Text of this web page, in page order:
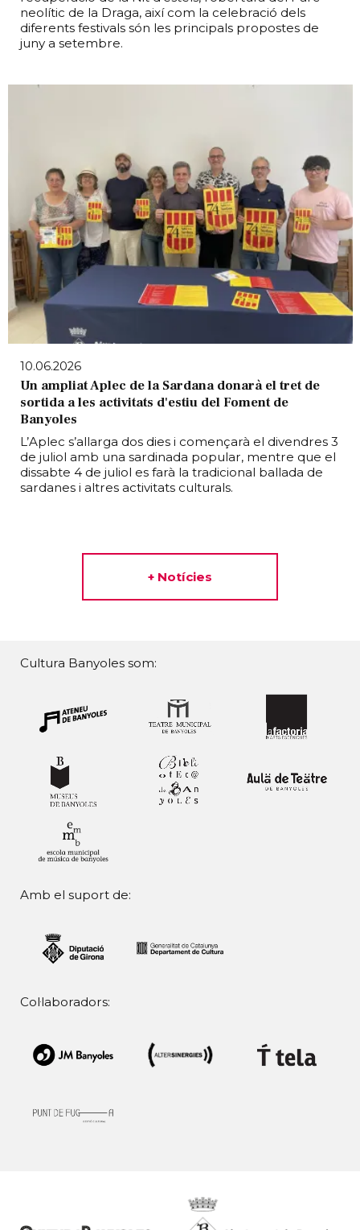
neolític de la Draga, així com la celebració dels
diferents festivals són les principals propostes de
juny a setembre.
10.06.2026
Un ampliat Aplec de la Sardana donarà el tret de
sortida a les activitats d'estiu del Foment de
Banyoles
L’Aplec s’allarga dos dies i començarà el divendres 3
de juliol amb una sardinada popular, mentre que el
dissabte 4 de juliol es farà la tradicional ballada de
sardanes i altres activitats culturals.
+ Notícies
Cultura Banyoles som:
Amb el suport de:
Col·laboradors: